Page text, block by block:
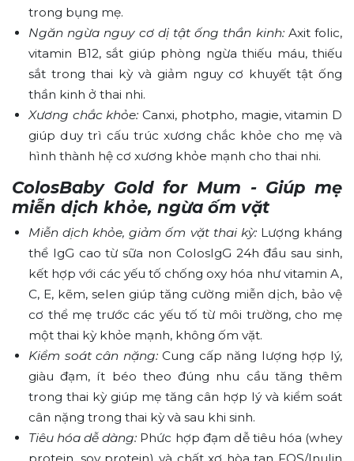
trong bụng mẹ.
Ngăn ngừa nguy cơ dị tật ống thần kinh:Axit folic,
vitamin B12, sắt giúp phòng ngừa thiếu máu, thiếu
sắt trong thai kỳ và giảm nguy cơ khuyết tật ống
thần kinh ở thai nhi.
Xương chắc khỏe:Canxi, photpho, magie, vitamin D
giúp duy trì cấu trúc xương chắc khỏe cho mẹ và
hình thành hệ cơ xương khỏe mạnh cho thai nhi.
ColosBaby Gold for Mum - Giúp mẹ
miễn dịch khỏe, ngừa ốm vặt
Miễn dịch khỏe, giảm ốm vặt thai kỳ:Lượng kháng
thể IgG cao từ sữa non ColosIgG 24h đầu sau sinh,
kết hợp với các yếu tố chống oxy hóa như vitamin A,
C, E, kẽm, selen giúp tăng cường miễn dịch, bảo vệ
cơ thể mẹ trước các yếu tố từ môi trường, cho mẹ
một thai kỳ khỏe mạnh, không ốm vặt.
Kiểm soát cân nặng:Cung cấp năng lượng hợp lý,
giàu đạm, ít béo theo đúng nhu cầu tăng thêm
trong thai kỳ giúp mẹ tăng cân hợp lý và kiểm soát
cân nặng trong thai kỳ và sau khi sinh.
Tiêu hóa dễ dàng: Phức hợp đạm dễ tiêu hóa (whey